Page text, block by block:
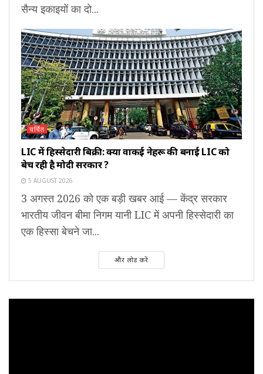
सैन्य इकाइयों का दो...
चर्चित
LIC में हिस्सेदारी बिक्री: क्या वाकई नेहरू की बनाई LIC को
बेच रही है मोदी सरकार ?
5 AUGUST 2026
3 अगस्त 2026 को एक बड़ी खबर आई — केंद्र सरकार
भारतीय जीवन बीमा निगम यानी LIC में अपनी हिस्सेदारी का
एक हिस्सा बेचने जा...
और लोड करें